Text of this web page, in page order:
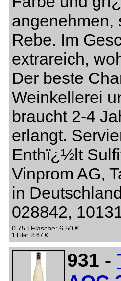
angenehmen,
Rebe. Im
extrareich,
Der beste
Weinkellerei
braucht 2-4
erlangt.
Enthï¿½lt
Vinprom AG,
in
028842,
0.75 l Flasche: 6.50 €
1 Liter: 8.67 €
931 -